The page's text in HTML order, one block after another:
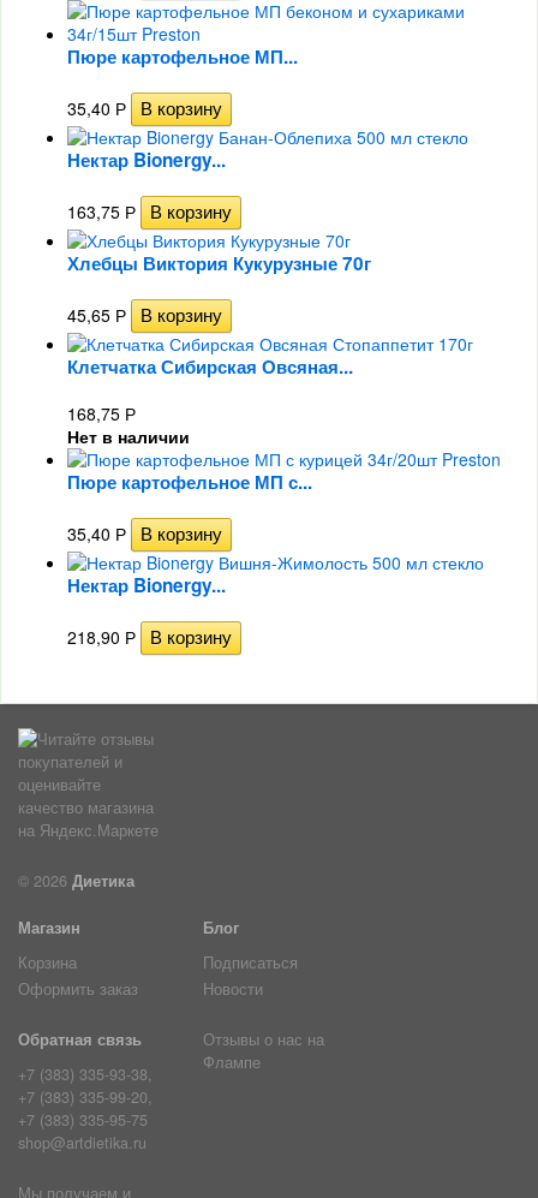
Пюре картофельное МП...
35,40 Р
Нектар Bionergy...
163,75 Р
Хлебцы Виктория Кукурузные 70г
45,65 Р
Клетчатка Сибирская Овсяная...
168,75 Р
Нет в наличии
Пюре картофельное МП с...
35,40 Р
Нектар Bionergy...
218,90 Р
© 2026 Диетика
Магазин
Корзина
Оформить заказ
Блог
Подписаться
Новости
Обратная связь
+7 (383) 335-93-38,
+7 (383) 335-99-20,
+7 (383) 335-95-75
shop@artdietika.ru
Отзывы о нас на
Флампе
Мы получаем и